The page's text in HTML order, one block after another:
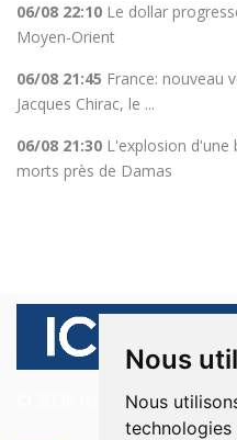
Nous
Nous
06/08 22:10 Le dollar
Moyen-Orient
06/08 21:45 France: nouveau
Jacques Chirac, le ...
06/08 21:30 L'explosion d'une
morts près de Damas
© 2026 Ici Beyrouth.